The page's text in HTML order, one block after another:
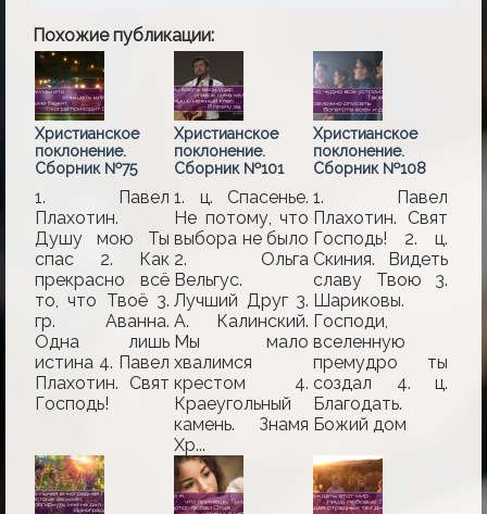
Похожие публикации:
Христианское
поклонение.
Сборник №75
1. Павел
Плахотин.
Душу мою Ты
спас 2. Как
прекрасно всё
то, что Твоё 3.
гр. Аванна.
Одна лишь
истина 4. Павел
Плахотин. Свят
Господь!
Христианское
поклонение.
Сборник №101
1. ц. Спасенье.
Не потому, что
выбора не было
2. Ольга
Вельгус.
Лучший Друг 3.
А. Калинский.
Мы мало
хвалимся
крестом 4.
Краеугольный
камень. Знамя
Хр...
Христианское
поклонение.
Сборник №108
1. Павел
Плахотин. Свят
Господь! 2. ц.
Скиния. Видеть
славу Твою 3.
Шариковы.
Господи,
вселенную
премудро ты
создал 4. ц.
Благодать.
Божий дом